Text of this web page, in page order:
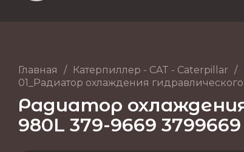
Главная / Катерпиллер - CAT - Caterpillar /
01_Радиатор охлаждения
Радиатор
980L 379-9669